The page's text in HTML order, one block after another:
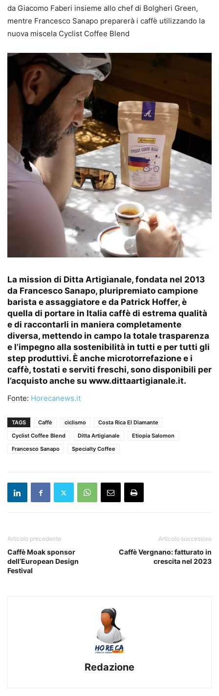
da Giacomo Faberi insieme allo chef di Bolgheri Green,
mentre Francesco Sanapo preparerà i caffè utilizzando la
nuova miscela Cyclist Coffee Blend
La mission di Ditta Artigianale, fondata nel 2013
da Francesco Sanapo, pluripremiato campione
barista e assaggiatore e da Patrick Hoffer, è
quella di portare in Italia caffè di estrema qualità
e di raccontarli in maniera completamente
diversa, mettendo in campo la totale trasparenza
e l’impegno alla sostenibilità in tutti e per tutti gli
step produttivi. È anche microtorrefazione e i
caffè, tostati e serviti freschi, sono disponibili per
l’acquisto anche su www.dittaartigianale.it.
Fonte: Horecanews.it
TAGS Caffè ciclismo
Costa Rica El Diamante
Cyclist Coffee Blend
Ditta Artigianale
Etiopia Salomon
Francesco Sanapo
Specialty Coffee
Articolo precedente
Caffè Moak sponsor
dell’European Design
Festival
Articolo successivo
Caffè Vergnano: fatturato in
crescita nel 2023
Redazione